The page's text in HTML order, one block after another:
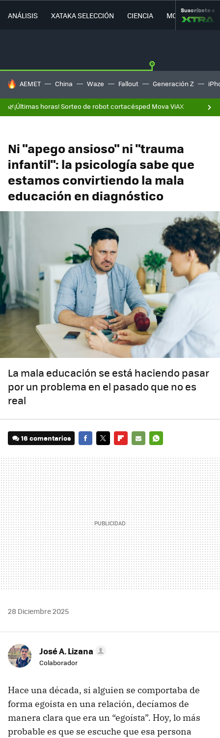
ANÁLISIS XATAKA SELECCIÓN CIENCIA MOVILIDAD
Suscríbete a
HOY SE HABLA DE
AEMET China Waze Fallout Generación Z
🌿¡Últimas horas! Sorteo de robot cortacésped Mova ViAX
Ni "apego ansioso" ni "trauma
infantil": la psicología sabe que
estamos convirtiendo la mala
educación en diagnóstico
La mala educación se está haciendo pasar
por un problema en el pasado que no es
real
16 comentarios
MAIL
28 Diciembre 2025
José A. Lizana
Colaborador
Hace una década, si alguien se comportaba de
forma egoista en una relación, decíamos de
manera clara que era un “egoísta”. Hoy, lo más
probable es que se escuche que esa persona